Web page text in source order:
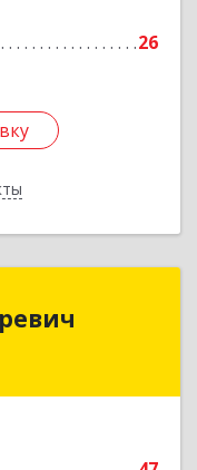
26
р-н,